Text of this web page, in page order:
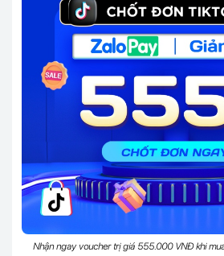
Nhận ngay voucher trị giá 555.000 VNĐ khi